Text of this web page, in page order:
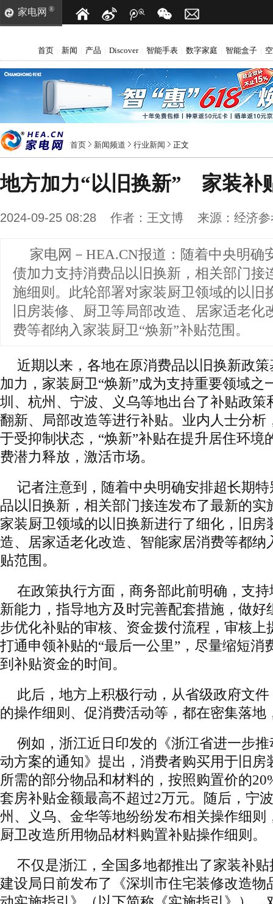
家电网 ®
首页 新闻 产品 Discover 智能手表 数字家庭 智能盒子
首页 新闻频道 行业新闻 正文
地方加力“以旧换新” 家装补
2024-09-25 08:28 作者： 王文博 来源： 经济
家电网－HEA.CN报道： 随着中央明确
债加力支持消费品以旧换新，相关部门接
施细则。此轮部署对家装厨卫领域的以旧
旧房装修、厨卫等局部改造、居家适老化
费等都纳入家装厨卫“焕新”补贴范围。
近期以来，各地在原消费品以旧换新政
加力，家装厨卫“焕新”成为支持重要领域之
圳、杭州、宁波、义乌等地出台了补贴政策
翻新、局部改造等进行补贴。业内人士分析
于受抑制状态，“焕新”补贴在提升居住环境
费潜力释放，激活市场。
记者注意到，随着中央明确安排超长期
品以旧换新，相关部门接连发布了最新的实
家装厨卫领域的以旧换新进行了细化，旧房
造、居家适老化改造、智能家居消费等都纳
贴范围。
在政策执行方面，商务部此前明确，支
新能力，指导地方及时完善配套措施，做好
步优化补贴的审核、资金拨付流程，审核上
打通申领补贴的“最后一公里”，尽量缩短消
到补贴资金的时间。
此后，地方上积极行动，从省级政府文
的操作细则、促消费活动等，都在密集落地
例如，浙江近日印发的《浙江省进一步
动方案的通知》提出，消费者购买用于旧房
所需的部分物品和材料的，按照购置价的
套房补贴金额最高不超过2万元。随后，宁
州、义乌、金华等地纷纷发布相关操作细则
厨卫改造所用物品材料购置补贴操作细则。
不仅是浙江，全国多地都推出了家装补
建设局日前发布了《深圳市住宅装修改造物